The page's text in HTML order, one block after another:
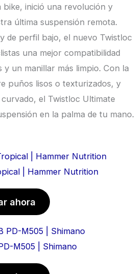
bike, inició una revolución y
última suspensión remota.
de perfil bajo, el nuevo Twistloc
una mejor compatibilidad
y un manillar más limpio. Con la
puños lisos o texturizados, y
el Twistloc Ultimate
en la palma de tu mano.
| Hammer Nutrition
ahora
M505 | Shimano